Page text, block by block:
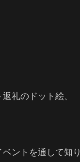
礼のドット絵、
ントを通して知